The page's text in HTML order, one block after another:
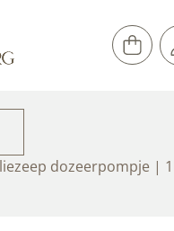
dozeerpompje |